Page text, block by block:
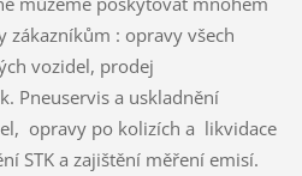
zákazníkům : opravy všech
vozidel, prodej
Pneuservis a uskladnění
opravy po kolizích a likvidace
STK a zajištění měření emisí.